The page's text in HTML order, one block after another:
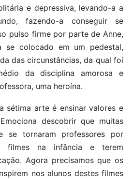
e depressiva, levando-a a
fazendo-a conseguir se
pulso firme por parte de Anne,
se colocado em um pedestal,
das circunstâncias, da qual foi
da disciplina amorosa e
uma heroína.
sétima arte é ensinar valores e
descobrir que muitas
se tornaram professores por
filmes na infância e terem
Agora precisamos que os
nos alunos destes filmes